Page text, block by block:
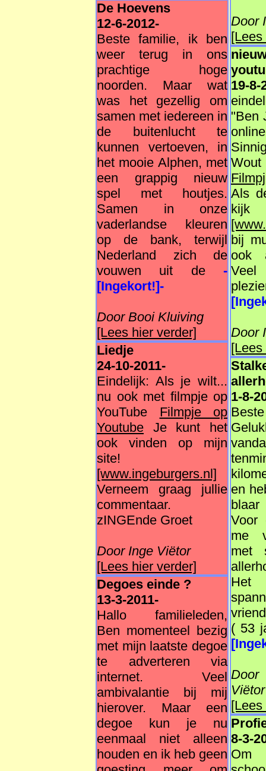
De Hoevens
12-6-2012-
Beste familie, ik ben
weer terug in ons
prachtige hoge
noorden. Maar wat
was het gezellig om
samen met iedereen in
de buitenlucht te
kunnen vertoeven, in
het mooie Alphen, met
een grappig nieuw
spel met houtjes.
Samen in onze
vaderlandse kleuren
op de bank, terwijl
Nederland zich de
vouwen uit de -
[Ingekort!]-
Door Booi Kluiving
[Lees hier verder]
Liedje
24-10-2011-
Eindelijk: Als je wilt...
nu ook met filmpje op
YouTube Filmpje op
Youtube Je kunt het
ook vinden op mijn
site!
[www.ingeburgers.nl]
Verneem graag jullie
commentaar.
zINGEnde Groet
Door Inge Viëtor
[Lees hier verder]
Degoes einde ?
13-3-2011-
Hallo familieleden,
Ben momenteel bezig
met mijn laatste degoe
te adverteren via
internet. Veel
ambivalantie bij mij
hierover. Maar een
degoe kun je nu
eenmaal niet alleen
houden en ik heb geen
Door
[Lees
19-8-
"Ben
Als
bij
ook
Door
[Lees
1-8-
en
blaar
Voor
me
met
Het
( 53
Viëtor
[Lees
8-3-